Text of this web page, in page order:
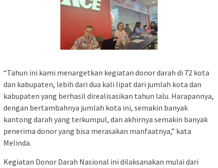
“Tahun ini kami menargetkan kegiatan donor darah di 72 kota
dan kabupaten, lebih dari dua kali lipat dari jumlah kota dan
kabupaten yang berhasil direalisasikan tahun lalu. Harapannya,
dengan bertambahnya jumlah kota ini, semakin banyak
kantong darah yang terkumpul, dan akhirnya semakin banyak
penerima donor yang bisa merasakan manfaatnya,” kata
Melinda.
Kegiatan Donor Darah Nasional ini dilaksanakan mulai dari